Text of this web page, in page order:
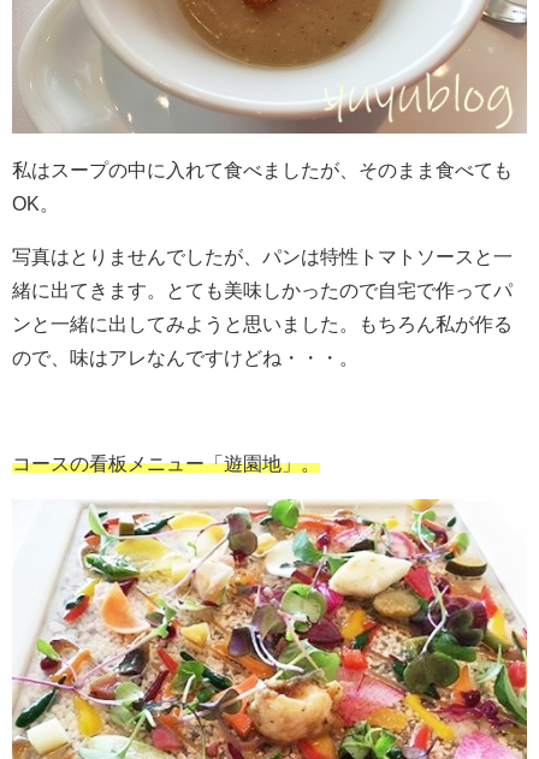
私はスープの中に入れて食べましたが、そのまま食べても
OK。
写真はとりませんでしたが、パンは特性トマトソースと一
緒に出てきます。とても美味しかったので自宅で作ってパ
ンと一緒に出してみようと思いました。もちろん私が作る
ので、味はアレなんですけどね・・・。
コースの看板メニュー「遊園地」。